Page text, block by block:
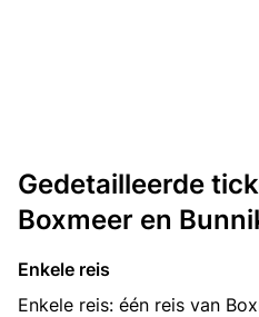
Gedetailleerde
Boxmeer en
Enkele reis
Enkele reis: één reis van